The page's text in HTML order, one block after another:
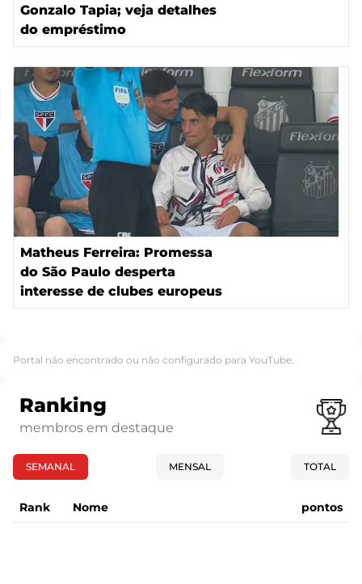
Gonzalo Tapia; veja detalhes
do empréstimo
Matheus Ferreira: Promessa
do São Paulo desperta
interesse de clubes europeus
Portal não encontrado ou não configurado para YouTube.
Ranking
membros em destaque
SEMANAL MENSAL TOTAL
Rank Nome pontos